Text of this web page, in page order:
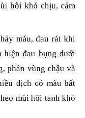
hôi khó chịu, cảm
máu, đau rát khi
hiện đau bụng dưới
phần vùng chậu và
dịch có màu bất
mùi hôi tanh khó